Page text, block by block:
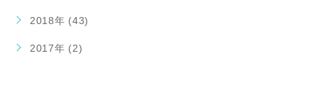
2018年 (43)
2017年 (2)